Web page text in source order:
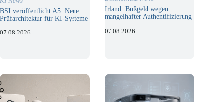
BSI veröffentlicht A5: Neue
Prüfarchitektur für KI-Systeme
07.08.2026
Irland: Bußgeld wegen
mangelhafter Authentifizierung
07.08.2026